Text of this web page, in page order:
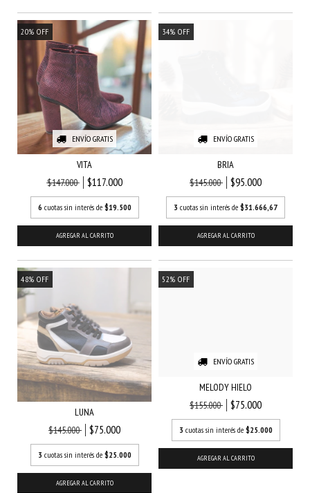
20% OFF
ENVÍO GRATIS
VITA
$147.000
$117.000
6 cuotas sin interés de $19.500
AGREGAR AL CARRITO
34% OFF
ENVÍO GRATIS
BRIA
$145.000
$95.000
3 cuotas sin interés de $31.666,67
AGREGAR AL CARRITO
48% OFF
LUNA
$145.000
$75.000
3 cuotas sin interés de $25.000
AGREGAR AL CARRITO
52% OFF
ENVÍO GRATIS
MELODY HIELO
$155.000
$75.000
3 cuotas sin interés de $25.000
AGREGAR AL CARRITO